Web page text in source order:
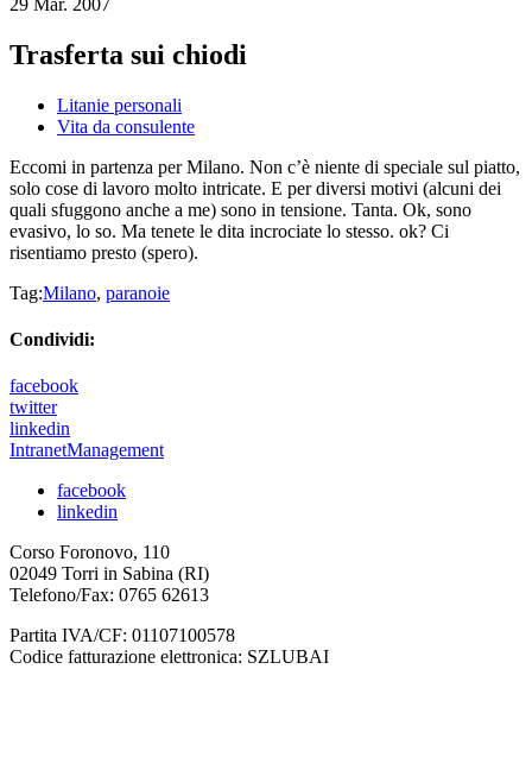
29 Mar. 2007
Trasferta sui chiodi
Litanie personali
Vita da consulente
Eccomi in partenza per Milano. Non c’è niente di speciale sul piatto,
solo cose di lavoro molto intricate. E per diversi motivi (alcuni dei
quali sfuggono anche a me) sono in tensione. Tanta. Ok, sono
evasivo, lo so. Ma tenete le dita incrociate lo stesso. ok? Ci
risentiamo presto (spero).
Tag:Milano, paranoie
Condividi:
facebook
twitter
linkedin
IntranetManagement
facebook
linkedin
Corso Foronovo, 110
02049 Torri in Sabina (RI)
Telefono/Fax: 0765 62613
Partita IVA/CF: 01107100578
Codice fatturazione elettronica: SZLUBAI